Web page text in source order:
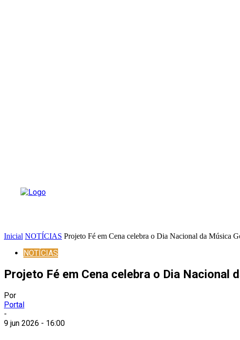
Inicial NOTÍCIAS Projeto Fé em Cena celebra o Dia Nacional da Música
NOTÍCIAS
Projeto Fé em Cena celebra o Dia Nacional
Por
Portal
-
9 jun 2026 - 16:00